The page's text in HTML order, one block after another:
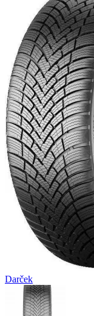
Darček